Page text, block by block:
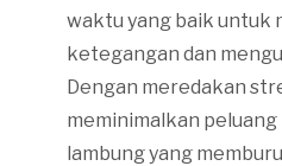
waktu yang baik untuk
ketegangan dan
Dengan meredakan
meminimalkan peluang
lambung yang